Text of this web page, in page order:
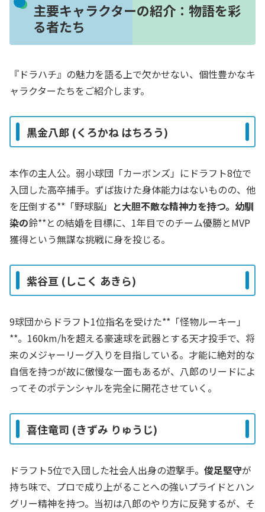
主要キャラクターの紹介：物語を彩
る者たち
『ドラハチ』の魅力を語る上で欠かせない、個性豊かなキ
ャラクターたちをご紹介します。
黒金八郎 (くろかね はちろう)
本作の主人公。弱小球団「カーボンズ」にドラフト8位で
入団した高卒捕手。ずば抜けた身体能力はないものの、他
を圧倒する**「野球脳」 と大胆不敵な精神力を持つ。幼馴
染の鈴**との結婚を目標に、1年目でのチーム優勝とMVP
獲得という無謀な挑戦に身を投じる。
紫谷亘 (しこく あきら)
9球団からドラフト1位指名を受けた**「怪物ルーキー」
**。160km/hを超える豪速球を武器とする天才投手で、将
来のメジャーリーグ入りを目指している。才能に絶対的な
自信を持つが故に傲慢な一面もあるが、八郎のリードによ
ってそのポテンシャルを完全に開花させていく。
喜住竜司 (きずみ りゅうじ)
ドラフト5位で入団した社会人出身の遊撃手。 俊足堅守が
持ち味で、プロで成り上がることへの強いプライドとハン
グリー精神を持つ。当初は八郎のやり方に反発するが、そ